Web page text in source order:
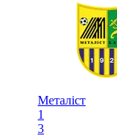
Металіст
1
3